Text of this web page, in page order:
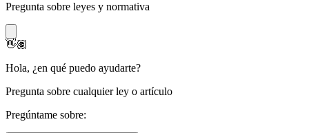
Pregunta sobre leyes y normativa
👋🏽
Hola, ¿en qué puedo ayudarte?
Pregunta sobre cualquier ley o artículo
Pregúntame sobre: